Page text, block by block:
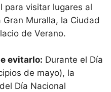
para visitar lugares al
Muralla, la Ciudad
de Verano.
evitarlo: Durante el Día
de mayo), la
Día Nacional